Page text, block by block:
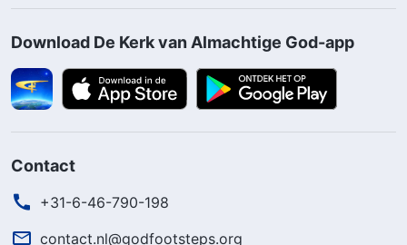
Download De Kerk van Almachtige God-app
Contact
+31-6-46-790-198
contact.nl@godfootsteps.org